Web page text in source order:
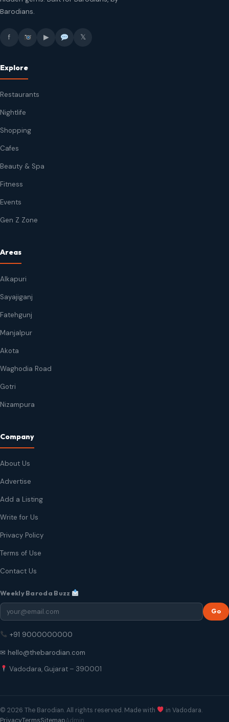
Barodians.
f ▶ 𝕏
Explore
Restaurants
Nightlife
Shopping
Cafes
Beauty & Spa
Fitness
Events
Gen Z Zone
Areas
Alkapuri
Sayajiganj
Fatehgunj
Manjalpur
Akota
Waghodia Road
Gotri
Nizampura
Company
About Us
Advertise
Add a Listing
Write for Us
Privacy Policy
Terms of Use
Contact Us
Weekly Baroda Buzz
Go
+91 9000000000
✉ hello@thebarodian.com
Vadodara, Gujarat – 390001
© 2026 The Barodian. All rights reserved. Made with
in Vadodara.
PrivacyTermsSitemapAdmin